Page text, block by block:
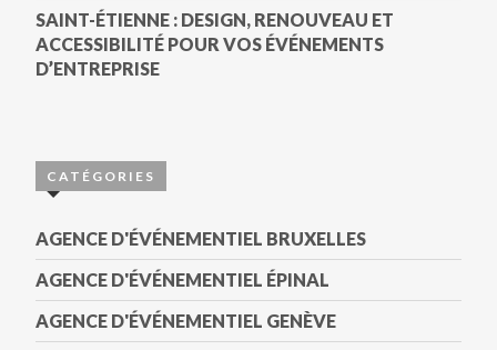
SAINT-ÉTIENNE : DESIGN, RENOUVEAU ET
ACCESSIBILITÉ POUR VOS ÉVÉNEMENTS
D’ENTREPRISE
CATÉGORIES
AGENCE D'ÉVÉNEMENTIEL BRUXELLES
AGENCE D'ÉVÉNEMENTIEL ÉPINAL
AGENCE D'ÉVÉNEMENTIEL GENÈVE